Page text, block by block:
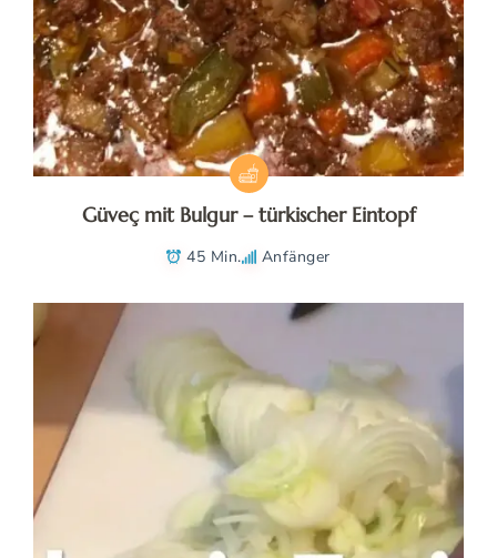
Güveç mit Bulgur – türkischer Eintopf
45 Min. Anfänger